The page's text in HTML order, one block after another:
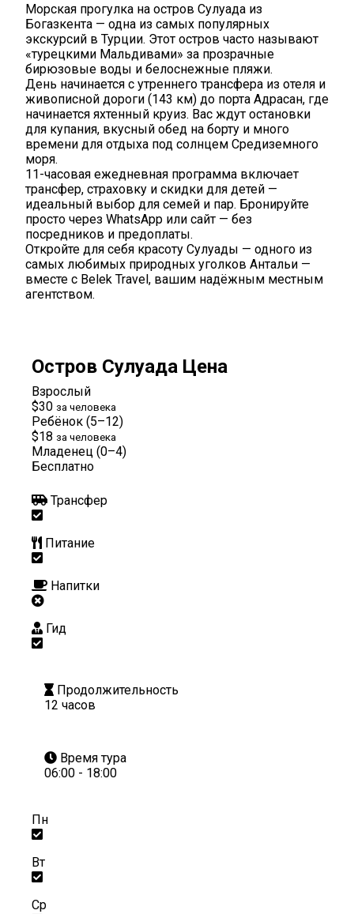
Морская прогулка на остров Сулуада из
Богазкента — одна из самых популярных
экскурсий в Турции. Этот остров часто называют
«турецкими Мальдивами» за прозрачные
бирюзовые воды и белоснежные пляжи.
День начинается с утреннего трансфера из отеля и
живописной дороги (143 км) до порта Адрасан, где
начинается яхтенный круиз. Вас ждут остановки
для купания, вкусный обед на борту и много
времени для отдыха под солнцем Средиземного
моря.
11-часовая ежедневная программа включает
трансфер, страховку и скидки для детей —
идеальный выбор для семей и пар. Бронируйте
просто через WhatsApp или сайт — без
посредников и предоплаты.
Откройте для себя красоту Сулуады — одного из
самых любимых природных уголков Антальи —
вместе с Belek Travel, вашим надёжным местным
агентством.
Остров Сулуада Цена
Взрослый
$30 за человека
Ребёнок (5–12)
$18 за человека
Младенец (0–4)
Бесплатно
Трансфер
Питание
Напитки
Гид
Продолжительность
12 часов
Время тура
06:00 - 18:00
Пн
Вт
Ср